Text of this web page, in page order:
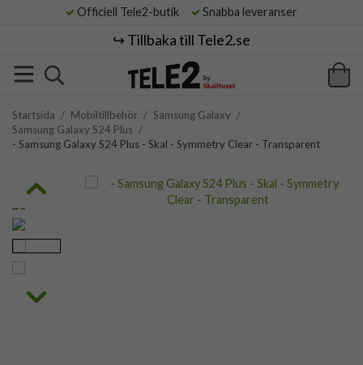
Officiell Tele2-butik Snabba leveranser
↪️ Tillbaka till Tele2.se
Startsida / Mobiltillbehör / Samsung Galaxy /
Samsung Galaxy S24 Plus /
- Samsung Galaxy S24 Plus - Skal - Symmetry Clear - Transparent